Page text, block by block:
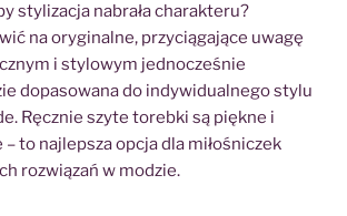
stylizacja nabrała charakteru?
na oryginalne, przyciągające uwagę
i stylowym jednocześnie
dopasowana do indywidualnego stylu
Ręcznie szyte torebki są piękne i
to najlepsza opcja dla miłośniczek
rozwiązań w modzie.